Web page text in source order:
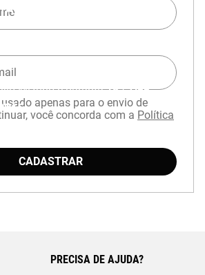
MIZUNO NO APP
Mizuno e garanta15% OFF
.
apenas para o envio de
você concorda com a Política
CADASTRAR
PRECISA DE AJUDA?